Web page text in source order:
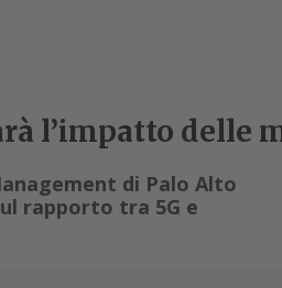
l’impatto delle
di Palo Alto
rapporto tra 5G e